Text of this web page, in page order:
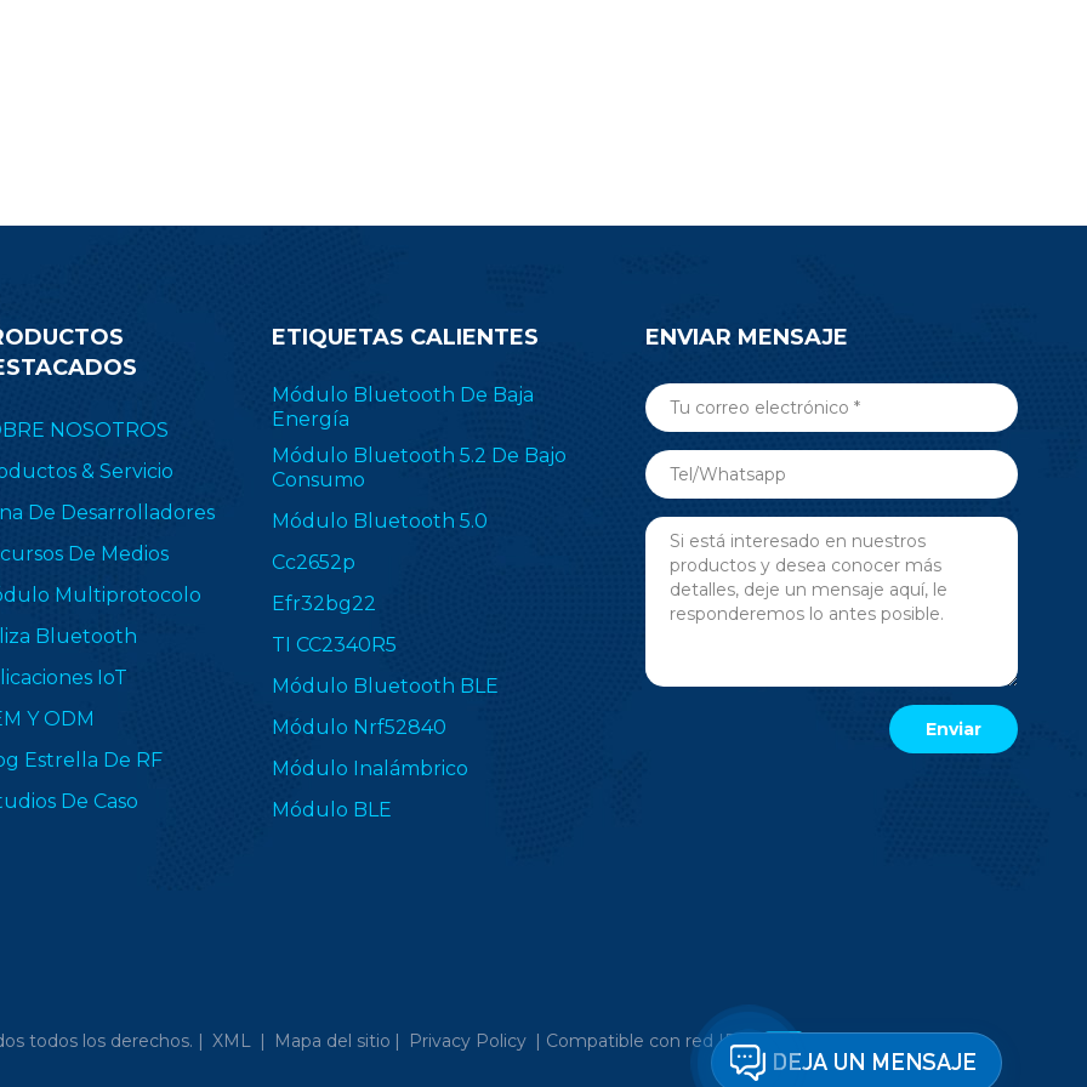
NOSOTROS
& Servicio
De Desarrolladores
De Medios
Multiprotocolo
Bluetooth
IoT
Y ODM
Estrella De RF
De Caso
ETIQUETAS CALIENTES
Módulo Bluetooth De Baja
Energía
Módulo Bluetooth 5.2 De Bajo
Consumo
Módulo Bluetooth 5.0
Cc2652p
Efr32bg22
TI CC2340R5
Módulo Bluetooth BLE
Módulo Nrf52840
Módulo Inalámbrico
Módulo BLE
ENVIAR MENSAJE
todos los derechos. | XML | Mapa del sitio | Privacy Policy | Compatible con red IPv6
DEJA UN MENSAJE